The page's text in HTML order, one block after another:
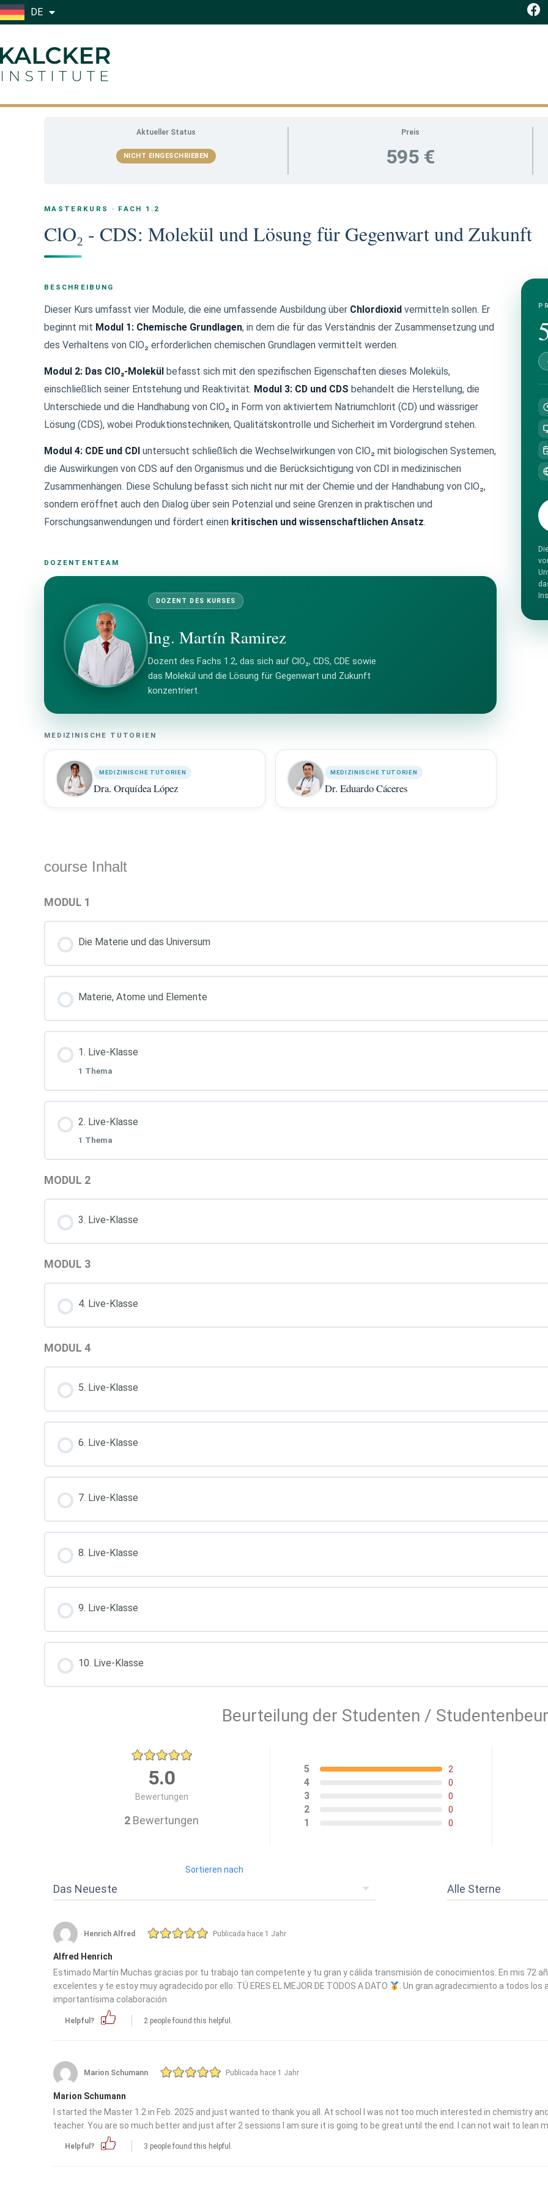
Zum
Inhalt
DE
F
a
k
Aktueller Status
NICHT EINGESCHRIEBEN
Preis
595 €
MASTERKURS · FACH 1.2
ClO₂ - CDS: Molekül und Lösung für Gegenwart und Zukunft
BESCHREIBUNG
Dieser Kurs umfasst vier Module, die eine umfassende Ausbildung über Chlordioxid vermitteln sollen. Er
beginnt mit Modul 1: Chemische Grundlagen, in dem die für das Verständnis der Zusammensetzung und
des Verhaltens von ClO₂ erforderlichen chemischen Grundlagen vermittelt werden.
Modul 2: Das ClO₂-Molekül befasst sich mit den spezifischen Eigenschaften dieses Moleküls,
einschließlich seiner Entstehung und Reaktivität. Modul 3: CD und CDS behandelt die Herstellung, die
Unterschiede und die Handhabung von ClO₂ in Form von aktiviertem Natriumchlorit (CD) und wässriger
Lösung (CDS), wobei Produktionstechniken, Qualitätskontrolle und Sicherheit im Vordergrund stehen.
Modul 4: CDE und CDI untersucht schließlich die Wechselwirkungen von ClO₂ mit biologischen Systemen,
die Auswirkungen von CDS auf den Organismus und die Berücksichtigung von CDI in medizinischen
Zusammenhängen. Diese Schulung befasst sich nicht nur mit der Chemie und der Handhabung von ClO₂,
sondern eröffnet auch den Dialog über sein Potenzial und seine Grenzen in praktischen und
Forschungsanwendungen und fördert einen kritischen und wissenschaftlichen Ansatz.
DOZENTENTEAM
DOZENT DES KURSES
Ing. Martín Ramirez
Dozent des Fachs 1.2, das sich auf ClO₂, CDS, CDE sowie
das Molekül und die Lösung für Gegenwart und Zukunft
konzentriert.
MEDIZINISCHE TUTORIEN
MEDIZINISCHE TUTORIEN
Dra. Orquídea López
MEDIZINISCHE TUTORIEN
Dr. Eduardo Cáceres
course Inhalt
MODUL 1
Die Materie und das Universum
Materie, Atome und Elemente
1. Live-Klasse
1 Thema
2. Live-Klasse
1 Thema
Arbeitsheft 2. Klasse
MODUL 2
3. Live-Klasse
MODUL 3
4. Live-Klasse
MODUL 4
5. Live-Klasse
6. Live-Klasse
7. Live-Klasse
8. Live-Klasse
9. Live-Klasse
10. Live-Klasse
Beurteilung der Studenten /
5.0
Bewertungen
2 Bewertungen
5 2
4 0
3 0
2 0
1 0
Sortieren nach
Henrich Alfred Publicada hace 1 Jahr
Alfred Henrich
Estimado Martín Muchas gracias por tu trabajo tan competente y tu gran y cálida transmisión de conocimientos. En mis 72
excelentes y te estoy muy agradecido por ello: TÚ ERES EL MEJOR DE TODOS A DATO
. Un gran agradecimiento a todos los
importantísima colaboración
Helpful? 2 people found this helpful.
Marion Schumann Publicada hace 1 Jahr
Marion Schumann
I started the Master 1.2 in Feb. 2025 and just wanted to thank you all. At school I was not too much interested in chemistry
teacher. You are so much better and just after 2 sessions I am sure it is going to be great until the end. I can not wait to lean
Helpful? 3 people found this helpful.